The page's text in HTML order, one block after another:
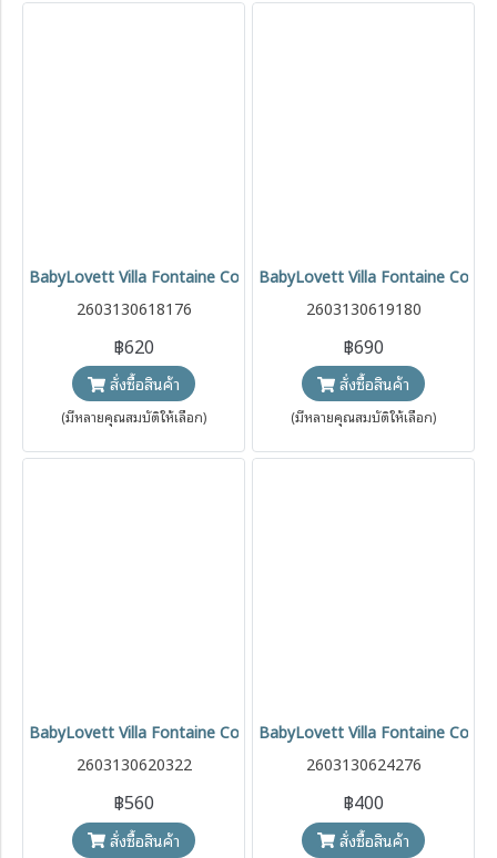
BabyLovett Villa Fontaine Collection Shirt & Shorts Set No.18 ชุ
2603130618176
฿620
สั่งซื้อสินค้า
(มีหลายคุณสมบัติให้เลือก)
BabyLovett Villa Fontaine
2603130619180
฿690
สั่งซื้อสินค้า
(มีหลายคุณสมบัติให้เลือก)
BabyLovett Villa Fontaine Collection Sweater No.20 เสื้อเด็ก
2603130620322
฿560
สั่งซื้อสินค้า
BabyLovett Villa Fontaine
2603130624276
฿400
สั่งซื้อสินค้า